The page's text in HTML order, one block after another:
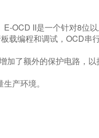
OCD II是一个针对8位以
载编程和调试，OCD
加了额外的保护电路，
产环境。